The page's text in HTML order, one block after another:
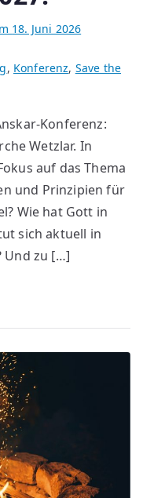
18. Juni 2026
, Konferenz, Save the
Konferenz:
Wetzlar. In
auf das Thema
und Prinzipien für
Wie hat Gott in
sich aktuell in
Und zu […]